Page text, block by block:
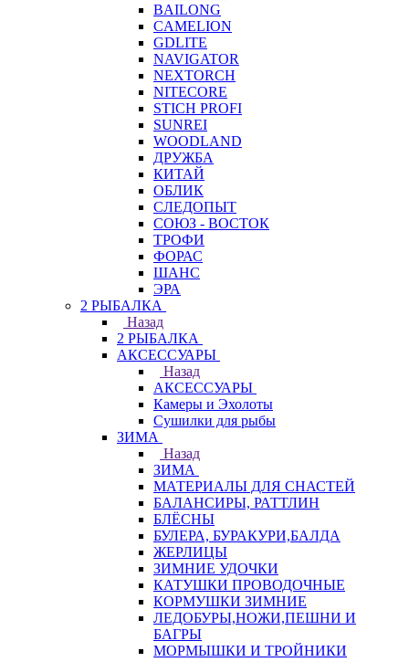
BAILONG
CAMELION
GDLITE
NAVIGATOR
NEXTORCH
NITECORE
STICH PROFI
SUNREI
WOODLAND
ДРУЖБА
КИТАЙ
ОБЛИК
СЛЕДОПЫТ
СОЮЗ - ВОСТОК
ТРОФИ
ФОРАС
ШАНС
ЭРА
2 РЫБАЛКА
Назад
2 РЫБАЛКА
АКСЕССУАРЫ
Назад
АКСЕССУАРЫ
Камеры и Эхолоты
Сушилки для рыбы
ЗИМА
Назад
ЗИМА
МАТЕРИАЛЫ ДЛЯ СНАСТЕЙ
БАЛАНСИРЫ, РАТТЛИН
БЛЁСНЫ
БУЛЕРА, БУРАКУРИ,БАЛДА
ЖЕРЛИЦЫ
ЗИМНИЕ УДОЧКИ
КАТУШКИ ПРОВОДОЧНЫЕ
КОРМУШКИ ЗИМНИЕ
ЛЕДОБУРЫ,НОЖИ,ПЕШНИ И
БАГРЫ
МОРМЫШКИ И ТРОЙНИКИ